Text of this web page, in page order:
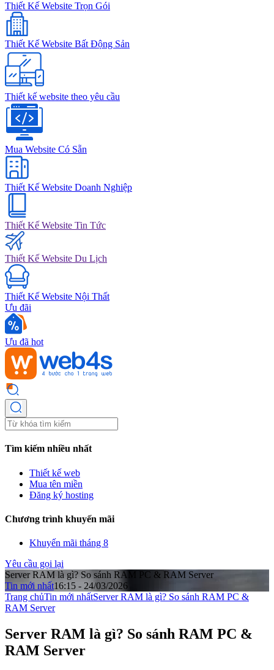
Thiết Kế Website Trọn Gói
Thiết Kế Website Bất Động Sản
Thiết kế website theo yêu cầu
Mua Website Có Sẵn
Thiết Kế Website Doanh Nghiệp
Thiết Kế Website Tin Tức
Thiết Kế Website Du Lịch
Thiết Kế Website Nội Thất
Ưu đãi
Ưu đã hot
Tìm kiếm nhiều nhất
Thiết kế web
Mua tên miền
Đăng ký hosting
Chương trình khuyến mãi
Khuyến mãi tháng 8
Yêu cầu gọi lại
Server RAM là gì? So sánh RAM PC & RAM Server
Tin mới nhất16:15 - 24/03/2026
Trang chủTin mới nhấtServer RAM là gì? So sánh RAM PC &
RAM Server
Server RAM là gì? So sánh RAM PC &
RAM Server